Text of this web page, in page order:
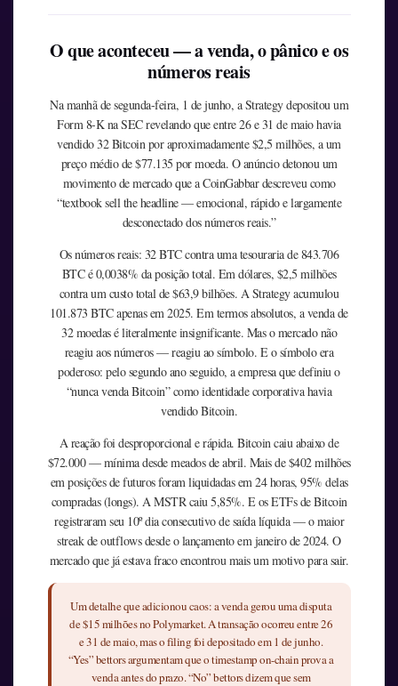
O que aconteceu — a venda, o pânico e os
números reais
Na manhã de segunda-feira, 1 de junho, a Strategy depositou um
Form 8-K na SEC revelando que entre 26 e 31 de maio havia
vendido 32 Bitcoin por aproximadamente $2,5 milhões, a um
preço médio de $77.135 por moeda. O anúncio detonou um
movimento de mercado que a CoinGabbar descreveu como
“textbook sell the headline — emocional, rápido e largamente
desconectado dos números reais.”
Os números reais: 32 BTC contra uma tesouraria de 843.706
BTC é 0,0038% da posição total. Em dólares, $2,5 milhões
contra um custo total de $63,9 bilhões. A Strategy acumulou
101.873 BTC apenas em 2025. Em termos absolutos, a venda de
32 moedas é literalmente insignificante. Mas o mercado não
reagiu aos números — reagiu ao símbolo. E o símbolo era
poderoso: pelo segundo ano seguido, a empresa que definiu o
“nunca venda Bitcoin” como identidade corporativa havia
vendido Bitcoin.
A reação foi desproporcional e rápida. Bitcoin caiu abaixo de
$72.000 — mínima desde meados de abril. Mais de $402 milhões
em posições de futuros foram liquidadas em 24 horas, 95% delas
compradas (longs). A MSTR caiu 5,85%. E os ETFs de Bitcoin
registraram seu 10º dia consecutivo de saída líquida — o maior
streak de outflows desde o lançamento em janeiro de 2024. O
mercado que já estava fraco encontrou mais um motivo para sair.
Um detalhe que adicionou caos: a venda gerou uma disputa
de $15 milhões no Polymarket. A transação ocorreu entre 26
e 31 de maio, mas o filing foi depositado em 1 de junho.
“Yes” bettors argumentam que o timestamp on-chain prova a
venda antes do prazo. “No” bettors dizem que sem